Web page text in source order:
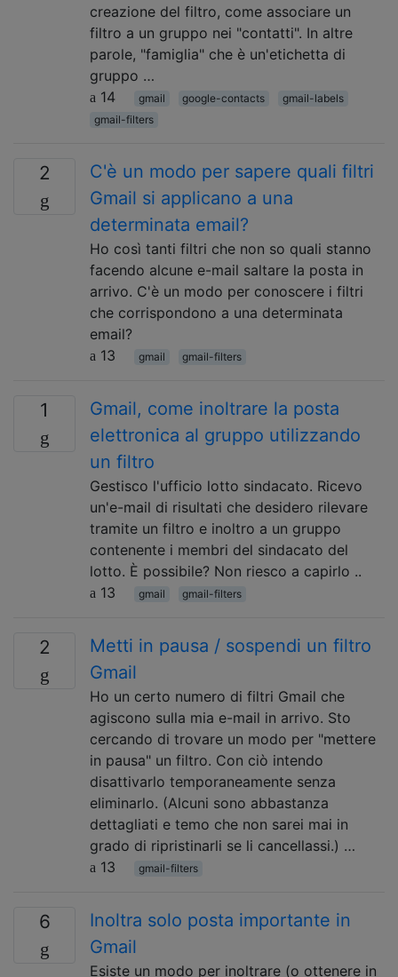
creazione del filtro, come associare un
filtro a un gruppo nei "contatti". In altre
parole, "famiglia" che è un'etichetta di
gruppo …
14
gmail google-contacts
gmail-labels
gmail-filters
2
C'è un modo per sapere quali filtri
Gmail si applicano a una
determinata email?
Ho così tanti filtri che non so quali stanno
facendo alcune e-mail saltare la posta in
arrivo. C'è un modo per conoscere i filtri
che corrispondono a una determinata
email?
13
gmail gmail-filters
1
Gmail, come inoltrare la posta
elettronica al gruppo utilizzando
un filtro
Gestisco l'ufficio lotto sindacato. Ricevo
un'e-mail di risultati che desidero rilevare
tramite un filtro e inoltro a un gruppo
contenente i membri del sindacato del
lotto. È possibile? Non riesco a capirlo ..
13
gmail gmail-filters
2
Metti in pausa / sospendi un filtro
Gmail
Ho un certo numero di filtri Gmail che
agiscono sulla mia e-mail in arrivo. Sto
cercando di trovare un modo per "mettere
in pausa" un filtro. Con ciò intendo
disattivarlo temporaneamente senza
eliminarlo. (Alcuni sono abbastanza
dettagliati e temo che non sarei mai in
grado di ripristinarli se li cancellassi.) …
13
gmail-filters
6
Inoltra solo posta importante in
Gmail
Esiste un modo per inoltrare (o ottenere in